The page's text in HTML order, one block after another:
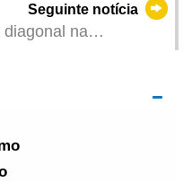
para atrair visitantes
Seguinte notícia
na
em funcionamento